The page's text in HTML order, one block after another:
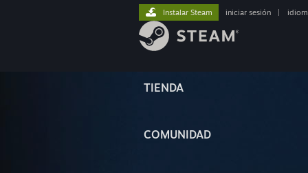
TIENDA
COMUNIDAD
Instalar Steam iniciar sesión